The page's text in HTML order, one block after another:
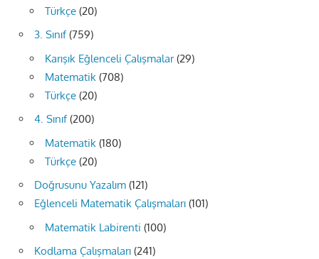
Türkçe (20)
3. Sınıf(759)
Karışık Eğlenceli Çalışmalar(29)
Matematik (708)
Türkçe (20)
4. Sınıf(200)
Matematik (180)
Türkçe (20)
Doğrusunu Yazalım (121)
Eğlenceli Matematik Çalışmaları (101)
Matematik Labirenti (100)
Kodlama Çalışmaları (241)